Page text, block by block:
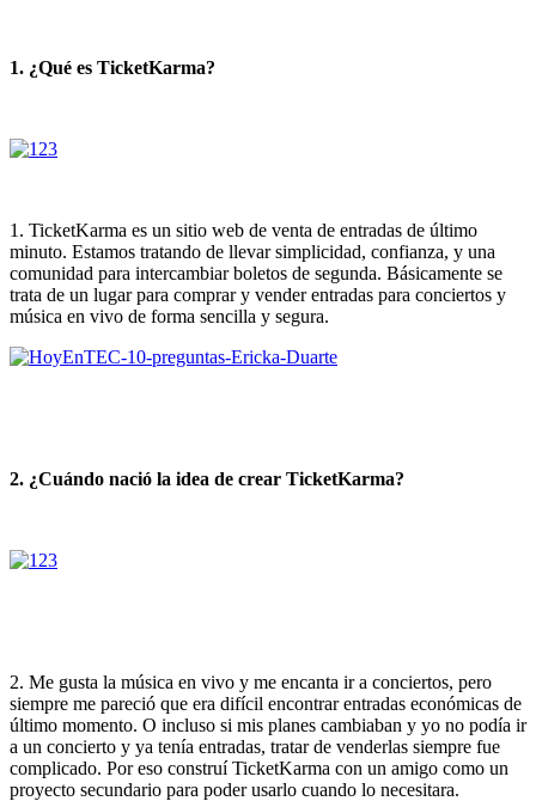
1. ¿Qué es TicketKarma?
1. TicketKarma es un sitio web de venta de entradas de último
minuto. Estamos tratando de llevar simplicidad, confianza, y una
comunidad para intercambiar boletos de segunda. Básicamente se
trata de un lugar para comprar y vender entradas para conciertos y
música en vivo de forma sencilla y segura.
2. ¿Cuándo nació la idea de crear TicketKarma?
2. Me gusta la música en vivo y me encanta ir a conciertos, pero
siempre me pareció que era difícil encontrar entradas económicas de
último momento. O incluso si mis planes cambiaban y yo no podía ir
a un concierto y ya tenía entradas, tratar de venderlas siempre fue
complicado. Por eso construí TicketKarma con un amigo como un
proyecto secundario para poder usarlo cuando lo necesitara.